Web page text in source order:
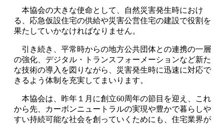
本協会の大きな使命として、自然災害発生時におけ
る、応急仮設住宅の供給や災害公営住宅の建設で役割を
果たしていかなければなりません。
引き続き、平常時からの地方公共団体との連携の一層
の強化、デジタル・トランスフォーメーションなど新た
な技術の導入を図りながら、災害発生時に迅速に対応で
きるよう体制を充実してまいります。
本協会は、昨年１月に創立60周年の節目を迎え、これ
から先、カーボンニュートラルの実現や豊かで暮らしや
すい持続可能な社会を創っていくためにも、住宅業界が